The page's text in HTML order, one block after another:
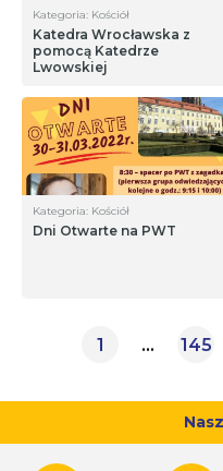
Kategoria: Kościół
Katedra Wrocławska z
pomocą Katedrze
Lwowskiej
Kategoria: Kościół
Dni Otwarte na PWT
1 … 145